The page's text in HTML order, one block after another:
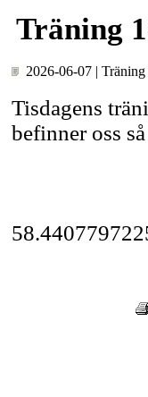
Träning
2026-06-07 |
Tisdagens
befinner oss